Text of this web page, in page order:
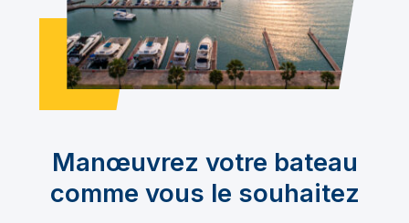
Manœuvrez votre bateau
comme vous le souhaitez